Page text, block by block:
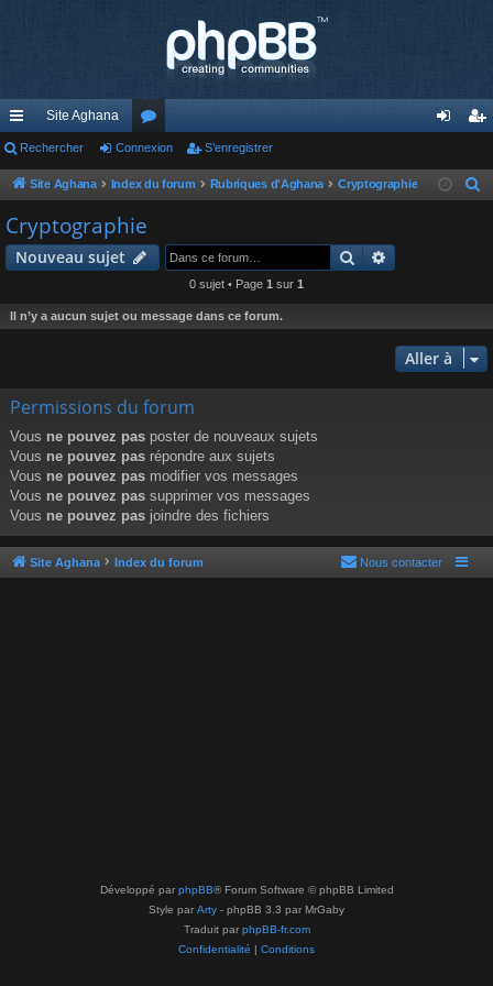
cc
ès
ra
pi
Site Aghana
or
u
s
ne nr
Rechercher Connexion S’enregistrer
Site Aghana Index du forum Rubriques d'Aghana Cryptographie
c
h
Cryptographie
Nouveau sujet Rechercher
0 sujet • Page 1 sur 1
Il n’y a aucun sujet ou message dans ce forum.
Aller à
Permissions du forum
Vous ne pouvez pas poster de nouveaux sujets
Vous ne pouvez pas répondre aux sujets
Vous ne pouvez pas modifier vos messages
Vous ne pouvez pas supprimer vos messages
Vous ne pouvez pas joindre des fichiers
Site Aghana Index du forum Nous contacter
Développé par phpBB® Forum Software © phpBB Limited
Style par Arty - phpBB 3.3 par MrGaby
Traduit par phpBB-fr.com
Confidentialité | Conditions